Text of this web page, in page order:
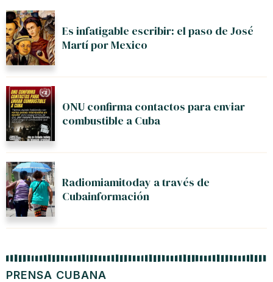
Es infatigable escribir: el paso de José
Martí por Mexico
ONU confirma contactos para enviar
combustible a Cuba
Radiomiamitoday a través de
Cubainformación
PRENSA CUBANA